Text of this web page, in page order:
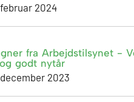
2024
fra Arbejdstilsynet -
godt nytår
2023